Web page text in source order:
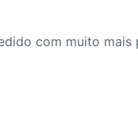
com muito mais